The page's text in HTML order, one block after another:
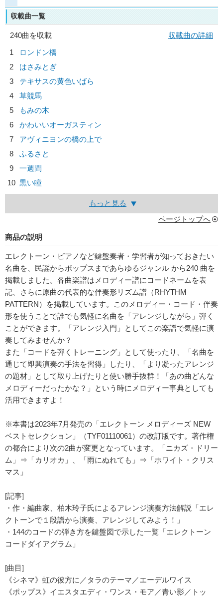
収載曲一覧
240曲を収載
収載曲の詳細
1
ロンドン橋
2
はさみとぎ
3
テキサスの黄色いばら
4
草競馬
5
もみの木
6
かわいいオーガスティン
7
アヴィニヨンの橋の上で
8
ふるさと
9
一週間
10 黒い瞳
もっと見る
ページトップへ
商品の説明
エレクトーン・ピアノなど鍵盤奏者・学習者が知っておきたい
名曲を、民謡からポップスまであらゆるジャンル から240 曲を
掲載しました。各曲楽譜はメロディー譜にコードネームを表
記、さらに原曲の代表的な伴奏形リズム譜（RHYTHM
PATTERN）を掲載しています。このメロディー・コード・伴奏
形を使うことで誰でも気軽に名曲を「アレンジしながら」弾く
ことができます。「アレンジ入門」としてこの楽譜で気軽に演
奏してみませんか？
また「コードを弾くトレーニング」として使ったり、「名曲を
通じて即興演奏の手法を習得」したり、「より凝ったアレンジ
の題材」として取り上げたりと使い勝手抜群！「あの曲どんな
メロディーだったかな？」という時にメロディー事典としても
活用できますよ！
※本書は2023年7月発売の「エレクトーン メロディーズ NEW
ベストセレクション」（TYF01110061）の改訂版です。著作権
の都合により次の2曲が変更となっています。「ニカズ・ドリー
ム」⇒「カリオカ」、「雨にぬれても」⇒「ホワイト・クリス
マス」
[記事]
・作・編曲家、柏木玲子氏によるアレンジ演奏方法解説「エレ
クトーンで１段譜から演奏、アレンジしてみよう！」
・144のコードの弾き方を鍵盤図で示した一覧「エレクトーン
コードダイアグラム」
[曲目]
《シネマ》虹の彼方に／タラのテーマ／エーデルワイス
《ポップス》イエスタエディ・ワンス・モア／青い影／トッ